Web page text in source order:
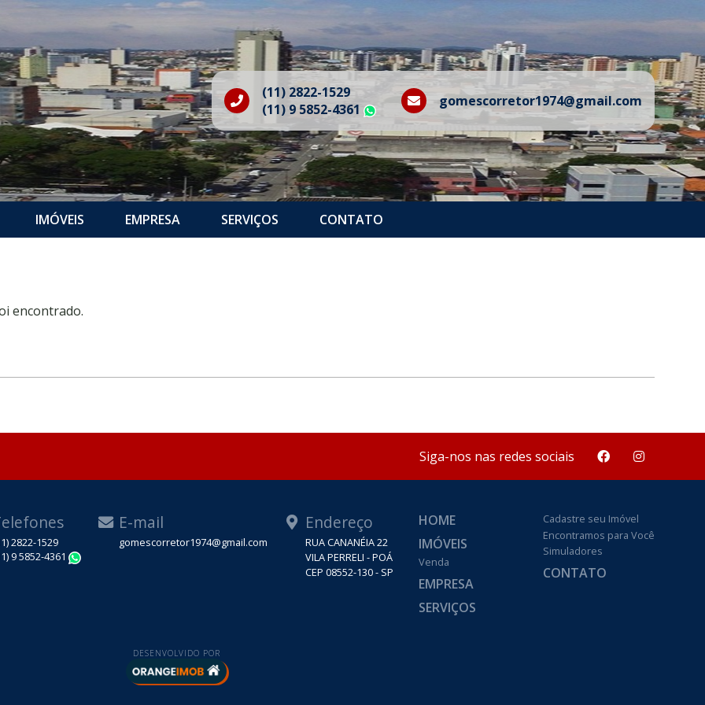
(11) 2822-1529
(11) 9 5852-4361
WhatsApp
gomescorretor1974@gmail.com
IMÓVEIS EMPRESA SERVIÇOS CONTATO
encontrado.
Siga-nos nas redes sociais
2822-1529
9 5852-4361
E-mail
gomescorretor1974@gmail.com
Endereço
RUA CANANÉIA 22
VILA PERRELI - POÁ
CEP 08552-130 - SP
HOME
IMÓVEIS
Venda
EMPRESA
SERVIÇOS
Cadastre seu Imóvel
Encontramos para Você
Simuladores
CONTATO
DESENVOLVIDO POR